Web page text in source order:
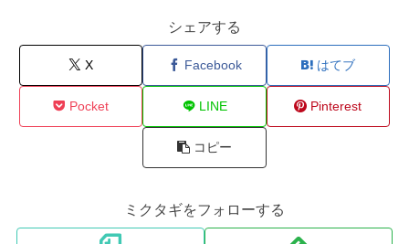
シェアする
X Facebook はてブ
Pocket LINE Pinterest
コピー
ミクタギをフォローする